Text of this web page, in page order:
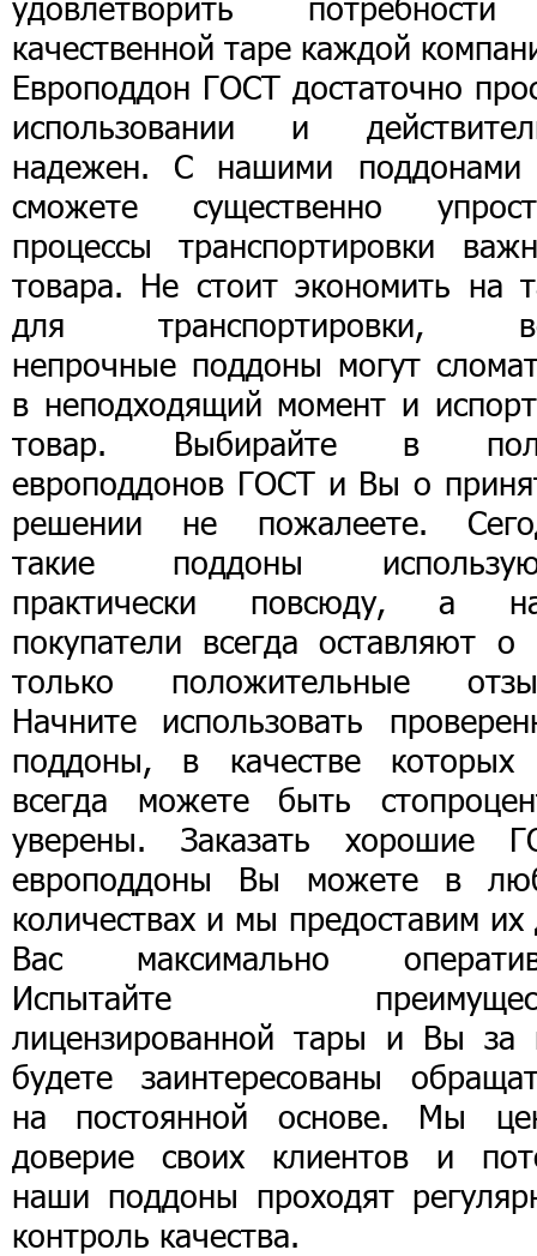
качественной таре каждой
Европоддон ГОСТ достаточно
использовании и
надежен. С нашими
сможете существенно
процессы транспортировки
товара. Не стоит экономить на
для транспортировки,
непрочные поддоны могут
в неподходящий момент и
товар. Выбирайте в
европоддонов ГОСТ и Вы о
решении не пожалеете.
такие поддоны
практически повсюду, а
покупатели всегда оставляют о
только положительные
Начните использовать
поддоны, в качестве
всегда можете быть
уверены. Заказать хорошие
европоддоны Вы можете в
количествах и мы предоставим их
Вас максимально
Испытайте
лицензированной тары и Вы за
будете заинтересованы
на постоянной основе. Мы
доверие своих клиентов и
наши поддоны проходят
контроль качества.